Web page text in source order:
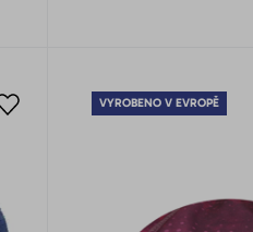
VYROBENO V EVROPĚ